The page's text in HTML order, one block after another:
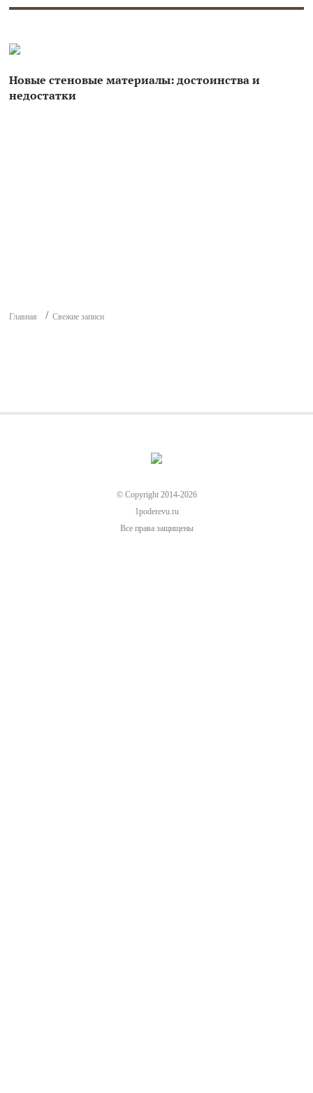
Новые стеновые материалы: достоинства и
недостатки
Главная Свежие записи
© Copyright 2014-2026
1poderevu.ru
Все права защищены